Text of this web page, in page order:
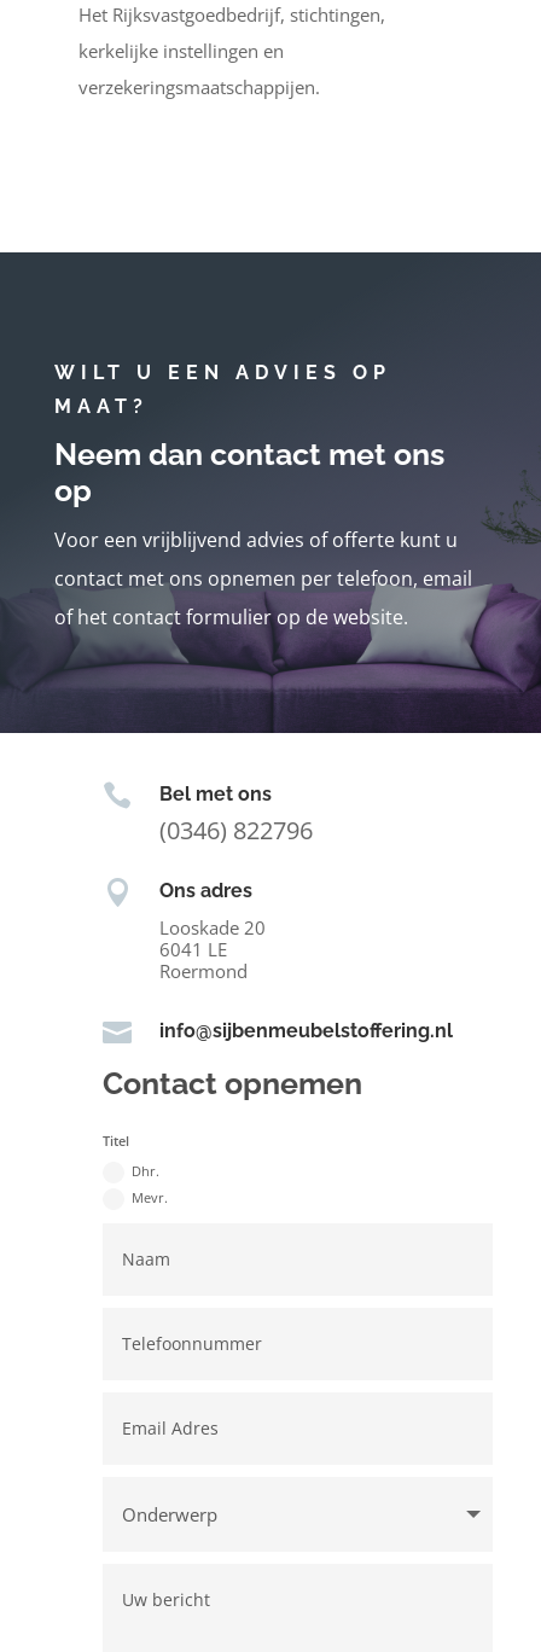
Het Rijksvastgoedbedrijf, stichtingen,
kerkelijke instellingen en
verzekeringsmaatschappijen.
WILT U EEN ADVIES OP
MAAT?
Neem dan contact met ons
op
Voor een vrijblijvend advies of offerte kunt u
contact met ons opnemen per telefoon, email
of het contact formulier op de website.
 Bel met ons
(0346) 822796
 Ons adres
Looskade 20
6041 LE
Roermond
 info@sijbenmeubelstoffering.nl
Contact opnemen
Titel
Dhr.
Mevr.